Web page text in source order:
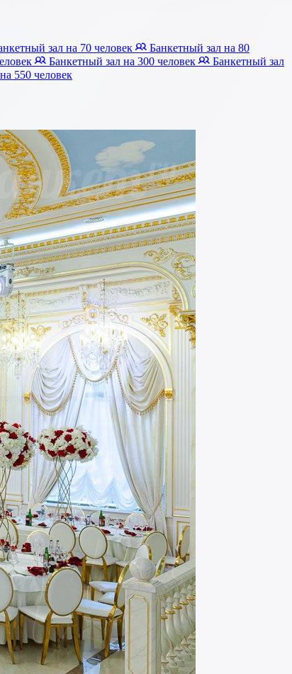
зал на 70 человек
Банкетный зал на 80
Банкетный зал на 300 человек
Банкетный зал
550 человек